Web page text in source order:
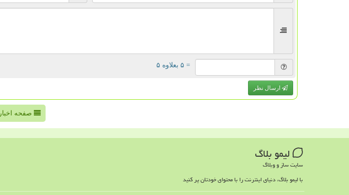
= ۵ بعلاوه ۵
ارسال نظر
صفحه اخبار
لیمو بلاگ
سایت ساز و وبلاگ
با لیمو بلاگ، دنیای اینترنت را با محتوای خودتان پر کنید